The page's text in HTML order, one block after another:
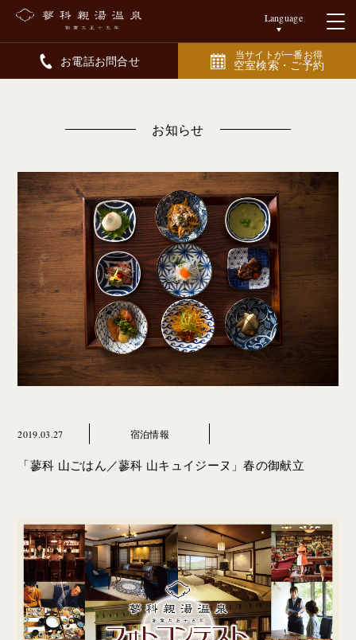
Language
お電話お問合せ 当サイトが一番お得
空室検索・ご予約
お知らせ
2019.03.27 宿泊情報
「蓼科 山ごはん／蓼科 山キュイジーヌ」春の御献立